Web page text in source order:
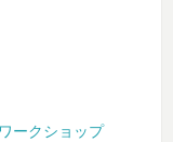
ークショップ